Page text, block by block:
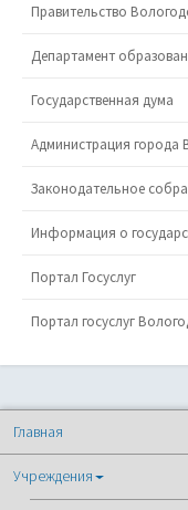
Правительство
Департамент
Государственная дума
Администрация города
Законодательное
Информация о
Портал Госуслуг
Портал госуслуг
Главная
Учреждения